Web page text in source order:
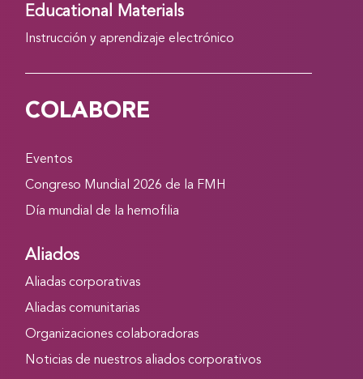
Educational Materials
Instrucción y aprendizaje electrónico
COLABORE
Eventos
Congreso Mundial 2026 de la FMH
Día mundial de la hemofilia
Aliados
Aliadas corporativas
Aliadas comunitarias
Organizaciones colaboradoras
Noticias de nuestros aliados corporativos